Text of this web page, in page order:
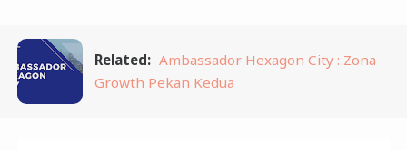
Related: Ambassador Hexagon City : Zona
Growth Pekan Kedua